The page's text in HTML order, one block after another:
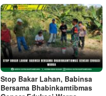
Stop Bakar Lahan, Babinsa
Bersama Bhabinkamtibmas